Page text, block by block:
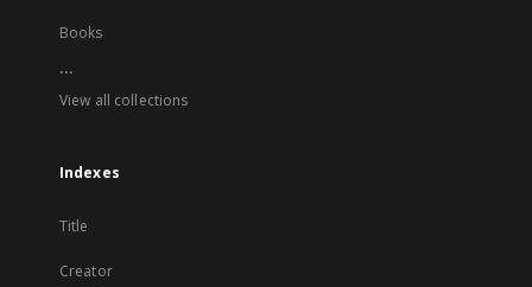
Books
...
View all collections
Indexes
Title
Creator